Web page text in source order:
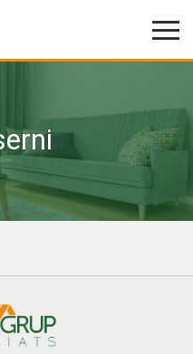
Siempre activas
tiene la posibilidad
disco duro, aunque
acción podrá ocasionar
página web.